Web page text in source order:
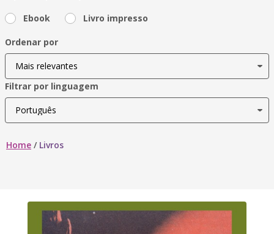
Ebook Livro impresso
Ordenar por
Filtrar por linguagem
Home / Livros